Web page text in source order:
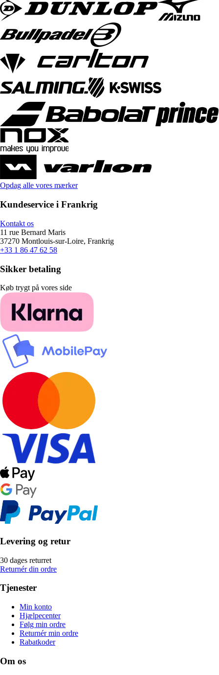
Opdag alle vores mærker
Kundeservice i Frankrig
Kontakt os
11 rue Bernard Maris
37270 Montlouis-sur-Loire, Frankrig
+33 1 86 47 62 58
Sikker betaling
Køb trygt på vores side
Levering og retur
30 dages returret
Returnér din ordre
Tjenester
Min konto
Hjælpecenter
Følg min ordre
Returnér min ordre
Rabatkoder
Om os